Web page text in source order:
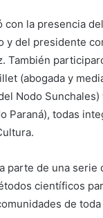
con la presencia
y del presidente
También
(abogada y
Nodo Sunchales)
Paraná), todas
parte de una serie
científicos
de